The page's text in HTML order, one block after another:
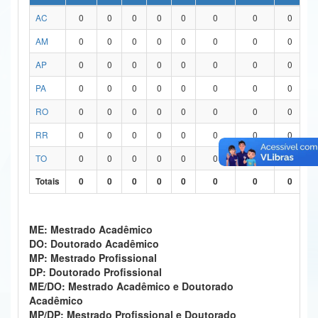
Ministério da Ciência, Tecnologia, Inovações e Comunicações
Ministério do Meio Ambiente
Ministério do Turismo
Ministério do Desenvolvimento Regional
Controladoria-Geral da União
Ministério da Mulher, da Família e dos Direitos Humanos
Secretaria-Geral
Gabinete de Segurança Institucional
Advocacia-Geral da União
Banco Central do Brasil
AC
0 0 0 0 0 0 0 0
AM
0 0 0 0 0 0 0 0
AP
0 0 0 0 0 0 0 0
PA
0 0 0 0 0 0 0 0
RO
0 0 0 0 0 0 0 0
RR
0 0 0 0 0 0 0 0
TO
0 0 0 0 0 0 0 0
Totais
0 0 0 0 0 0 0 0
ME: Mestrado Acadêmico
DO: Doutorado Acadêmico
MP: Mestrado Profissional
DP: Doutorado Profissional
ME/DO: Mestrado Acadêmico e Doutorado
Acadêmico
MP/DP: Mestrado Profissional e Doutorado